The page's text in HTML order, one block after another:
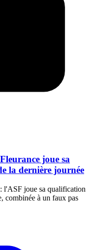
joue sa
la dernière journée
l'ASF joue sa qualification
combinée à un faux pas